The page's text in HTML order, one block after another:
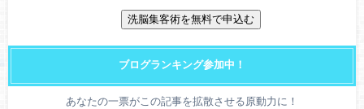
ブログランキング参加中！
あなたの一票がこの記事を拡散させる原動力に！